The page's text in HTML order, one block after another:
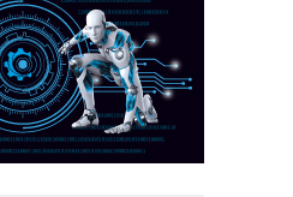
Robotika vođena
revolucioniše
operator PANEL-OM